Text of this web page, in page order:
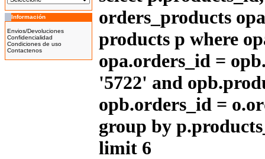
Bicicleta Eléctrica Niño 100w
14''
425.00EUR
---------
Información
Envios/Devoluciones
Confidencialidad
Condiciones de uso
Contactenos
orders_products
products p where
opa.orders_id =
'5722' and
opb.orders_id =
group by
limit 6